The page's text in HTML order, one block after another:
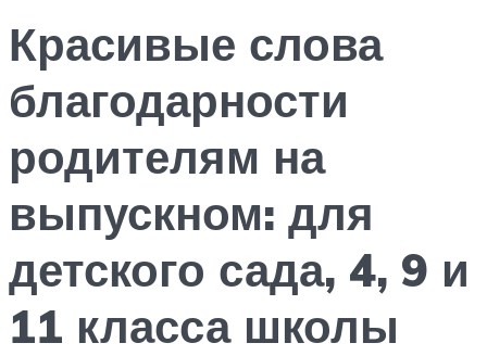
Красивые слова
благодарности
родителям на
выпускном: для
детского сада, 4, 9 и
11 класса школы